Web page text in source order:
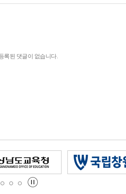
록된 댓글이 없습니다.